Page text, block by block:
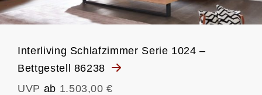
Interliving Schlafzimmer Serie 1024 –
Bettgestell 86238
UVP ab 1.503,00 €